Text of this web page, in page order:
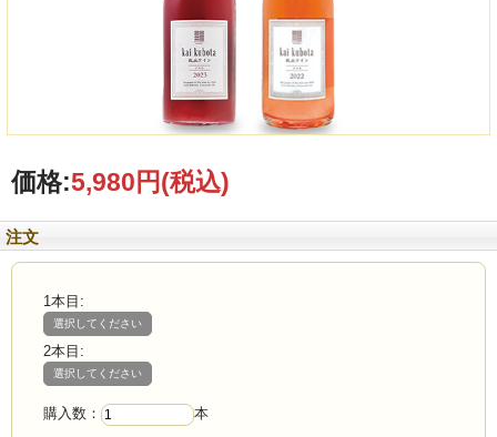
価格:5,980円(税込)
注文
1本目:
選択してください
2本目:
選択してください
購入数： 本